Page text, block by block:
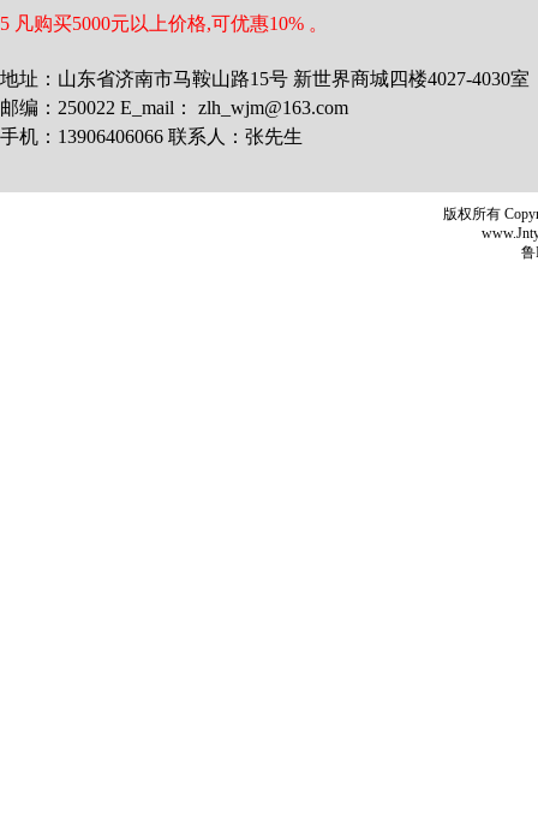
5 凡购买5000元以上价格,可优惠10% 。
地址：山东省济南市马鞍山路15号 新世界商城四楼4027-4030室
邮编：250022 E_mail： zlh_wjm@163.com
手机：13906406066 联系人：张先生
版权所有
鲁